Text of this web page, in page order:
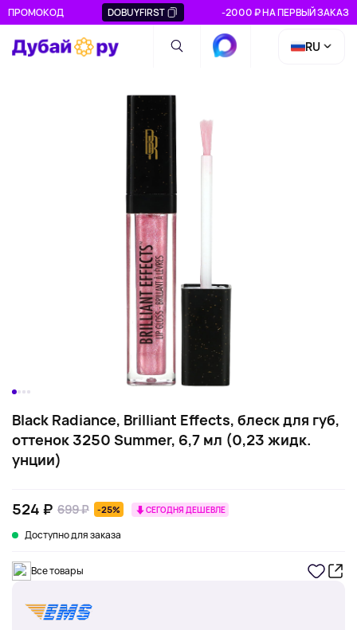
ПРОМОКОД DOBUYFIRST -2000 ₽ НА ПЕРВЫЙ ЗАКАЗ
RU
Black Radiance, Brilliant Effects, блеск для губ,
оттенок 3250 Summer, 6,7 мл (0,23 жидк.
унции)
524 ₽ 699 ₽ -25% СЕГОДНЯ ДЕШЕВЛЕ
Доступно для заказа
Все товары